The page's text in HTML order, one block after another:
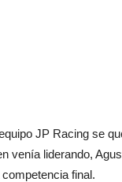
JP Racing se
venía liderando,
final.